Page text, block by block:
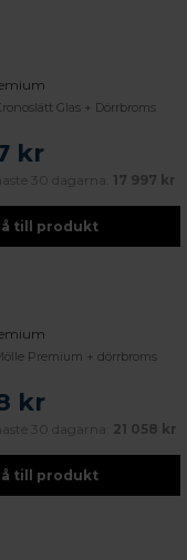
Glas + Dörrbroms
kr
30 dagarna: 17 997 kr
till produkt
Premium + dörrbroms
kr
30 dagarna: 21 058 kr
till produkt